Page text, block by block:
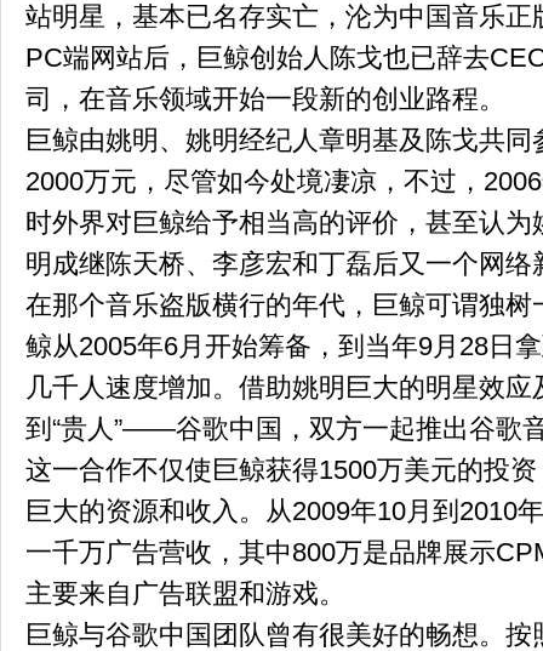
站明星，基本已名存实亡，沦为中国音乐
PC端网站后，巨鲸创始人陈戈也已辞去
司，在音乐领域开始一段新的创业路程。
巨鲸由姚明、姚明经纪人章明基及陈戈共
2000万元，尽管如今处境凄凉，不过，
时外界对巨鲸给予相当高的评价，甚至认
明成继陈天桥、李彦宏和丁磊后又一个网络
在那个音乐盗版横行的年代，巨鲸可谓独
鲸从2005年6月开始筹备，到当年9月28日
几千人速度增加。借助姚明巨大的明星效
到“贵人”——谷歌中国，双方一起推出谷歌
这一合作不仅使巨鲸获得1500万美元的投
巨大的资源和收入。从2009年10月到2010
一千万广告营收，其中800万是品牌展示
主要来自广告联盟和游戏。
巨鲸与谷歌中国团队曾有很美好的畅想。